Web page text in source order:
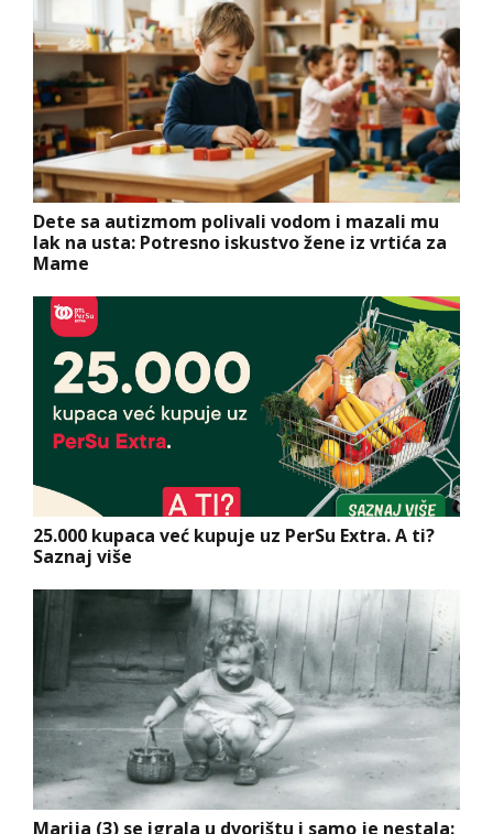
Dete sa autizmom polivali vodom i mazali mu
lak na usta: Potresno iskustvo žene iz vrtića za
Mame
25.000 kupaca već kupuje uz PerSu Extra. A ti?
Saznaj više
Marija (3) se igrala u dvorištu i samo je nestala: